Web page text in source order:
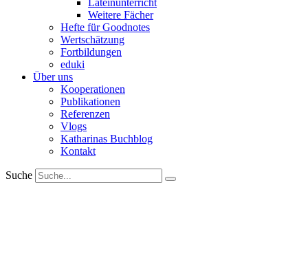
Lateinunterricht
Weitere Fächer
Hefte für Goodnotes
Wertschätzung
Fortbildungen
eduki
Über uns
Kooperationen
Publikationen
Referenzen
Vlogs
Katharinas Buchblog
Kontakt
Suche